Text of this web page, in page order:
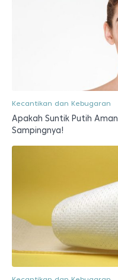
Kecantikan dan Kebugaran
Apakah Suntik Putih
Sampingnya!